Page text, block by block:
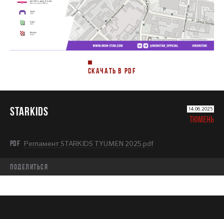
СКАЧАТЬ В PDF
STARKIDS 14.06.2025
ТЮМЕНЬ
PDF Регламент STARKIDS TYUMEN 2025.pdf
Поделиться